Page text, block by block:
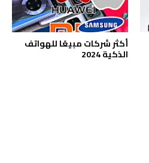
أكثر شركات مبيعًا للهواتف
الذكية 2024